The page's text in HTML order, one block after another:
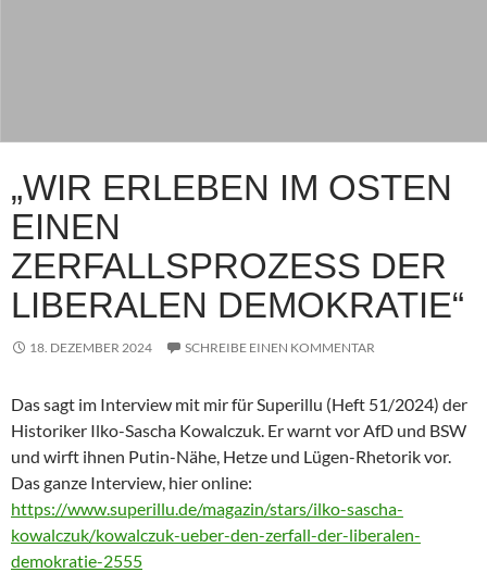
„WIR ERLEBEN IM OSTEN
EINEN
ZERFALLSPROZESS DER
LIBERALEN DEMOKRATIE“
18. DEZEMBER 2024 SCHREIBE EINEN KOMMENTAR
Das sagt im Interview mit mir für Superillu (Heft 51/2024) der
Historiker Ilko-Sascha Kowalczuk. Er warnt vor AfD und BSW
und wirft ihnen Putin-Nähe, Hetze und Lügen-Rhetorik vor.
Das ganze Interview, hier online:
https://www.superillu.de/magazin/stars/ilko-sascha-
kowalczuk/kowalczuk-ueber-den-zerfall-der-liberalen-
demokratie-2555